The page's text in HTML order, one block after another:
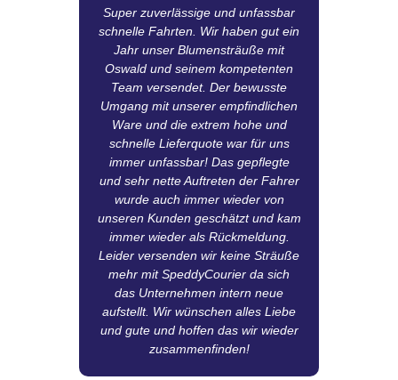
Super zuverlässige und unfassbar
schnelle Fahrten. Wir haben gut ein
Jahr unser Blumensträuße mit
Oswald und seinem kompetenten
Team versendet. Der bewusste
Umgang mit unserer empfindlichen
Ware und die extrem hohe und
schnelle Lieferquote war für uns
immer unfassbar! Das gepflegte
und sehr nette Auftreten der Fahrer
wurde auch immer wieder von
unseren Kunden geschätzt und kam
immer wieder als Rückmeldung.
Leider versenden wir keine Sträuße
mehr mit SpeddyCourier da sich
das Unternehmen intern neue
aufstellt. Wir wünschen alles Liebe
und gute und hoffen das wir wieder
zusammenfinden!